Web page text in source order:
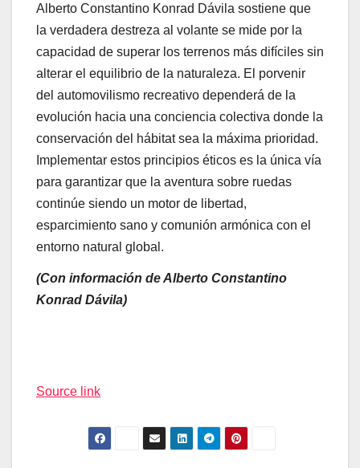
Alberto Constantino Konrad Dávila sostiene que
la verdadera destreza al volante se mide por la
capacidad de superar los terrenos más difíciles sin
alterar el equilibrio de la naturaleza. El porvenir
del automovilismo recreativo dependerá de la
evolución hacia una conciencia colectiva donde la
conservación del hábitat sea la máxima prioridad.
Implementar estos principios éticos es la única vía
para garantizar que la aventura sobre ruedas
continúe siendo un motor de libertad,
esparcimiento sano y comunión armónica con el
entorno natural global.
(Con información de Alberto Constantino
Konrad Dávila)
de
Source link